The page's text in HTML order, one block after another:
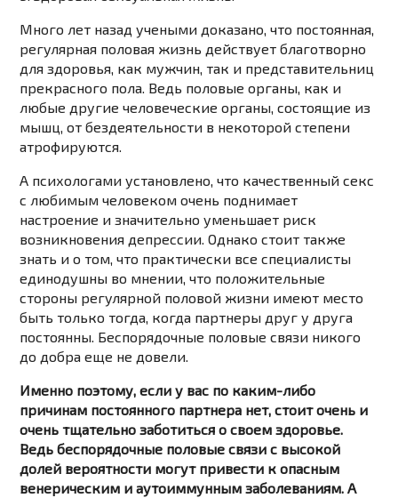
Много лет назад учеными доказано, что постоянная,
регулярная половая жизнь действует благотворно
для здоровья, как мужчин, так и представительниц
прекрасного пола. Ведь половые органы, как и
любые другие человеческие органы, состоящие из
мышц, от бездеятельности в некоторой степени
атрофируются.
А психологами установлено, что качественный секс
с любимым человеком очень поднимает
настроение и значительно уменьшает риск
возникновения депрессии. Однако стоит также
знать и о том, что практически все специалисты
единодушны во мнении, что положительные
стороны регулярной половой жизни имеют место
быть только тогда, когда партнеры друг у друга
постоянны. Беспорядочные половые связи никого
до добра еще не довели.
Именно поэтому, если у вас по каким-либо
причинам постоянного партнера нет, стоит очень и
очень тщательно заботиться о своем здоровье.
Ведь беспорядочные половые связи с высокой
долей вероятности могут привести к опасным
венерическим и аутоиммунным заболеваниям. А